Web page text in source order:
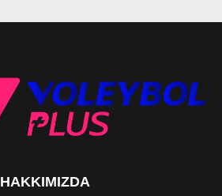
HAKKIMIZDA